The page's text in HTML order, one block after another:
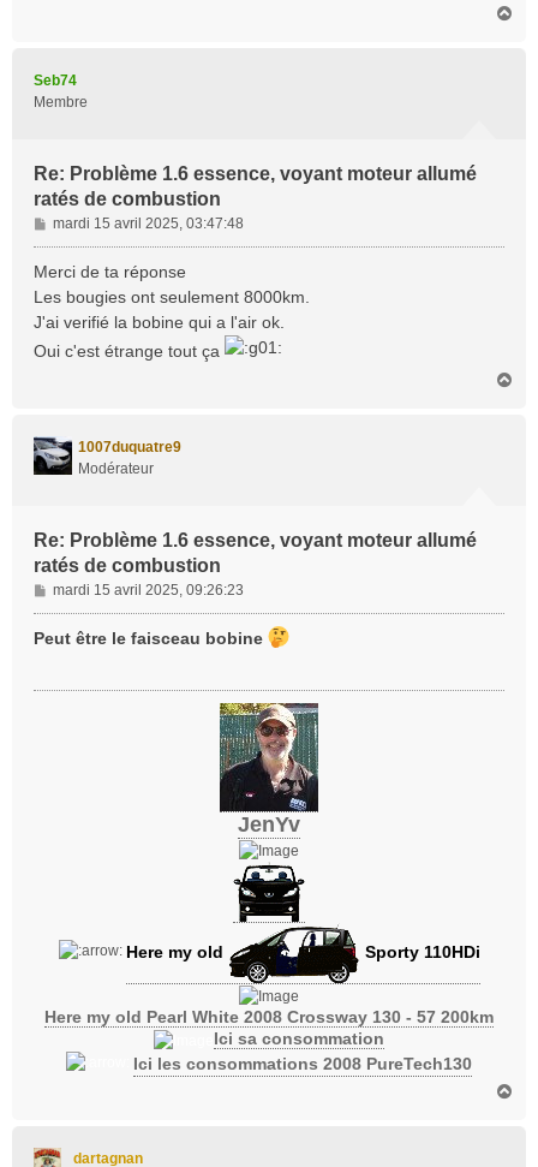
Seb74
Membre
Re: Problème 1.6 essence, voyant moteur allumé
ratés de combustion
M
e
s
g
e
mardi 15 avril 2025, 03:47:48
Merci de ta réponse
Les bougies ont seulement 8000km.
J'ai verifié la bobine qui a l'air ok.
Oui c'est étrange tout ça
1007duquatre9
Modérateur
Re: Problème 1.6 essence, voyant moteur allumé
ratés de combustion
M
e
s
mardi 15 avril 2025, 09:26:23
Peut être le faisceau bobine
JenYv
Here my old Sporty 110HDi
Here my old Pearl White 2008 Crossway 130 - 57 200km
Ici sa consommation
Ici les consommations 2008 PureTech130
dartagnan